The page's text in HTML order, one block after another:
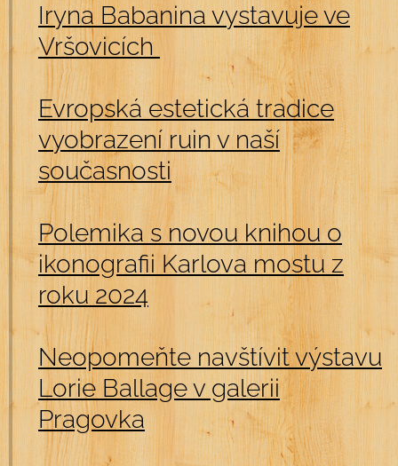
Iryna Babanina vystavuje ve
Vršovicích
Evropská estetická tradice
vyobrazení ruin v naší
současnosti
Polemika s novou knihou o
ikonografii Karlova mostu z
roku 2024
Neopomeňte navštívit výstavu
Lorie Ballage v galerii
Pragovka